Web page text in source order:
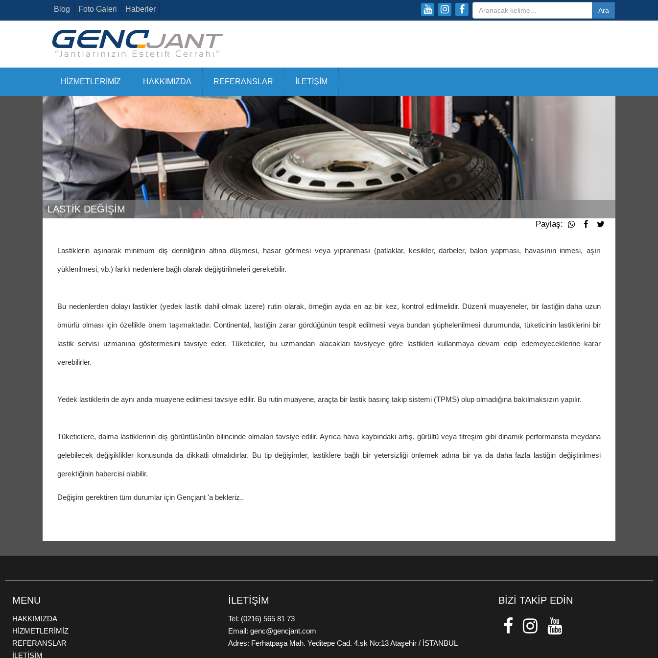
Blog Foto Galeri Haberler
HİZMETLERİMİZ HAKKIMIZDA REFERANSLAR İLETİŞİM
LASTİK DEĞİŞİM
Paylaş:
Lastiklerin aşınarak minimum diş derinliğinin altına düşmesi, hasar görmesi veya yıpranması (patlaklar, kesikler, darbeler, balon yapması, havasının inmesi, aşırı
yüklenilmesi, vb.) farklı nedenlere bağlı olarak değiştirilmeleri gerekebilir.
Bu nedenlerden dolayı lastikler (yedek lastik dahil olmak üzere) rutin olarak, örneğin ayda en az bir kez, kontrol edilmelidir. Düzenli muayeneler, bir lastiğin daha uzun
ömürlü olması için özellikle önem taşımaktadır. Continental, lastiğin zarar gördüğünün tespit edilmesi veya bundan şüphelenilmesi durumunda, tüketicinin lastiklerini bir
lastik servisi uzmanına göstermesini tavsiye eder. Tüketiciler, bu uzmandan alacakları tavsiyeye göre lastikleri kullanmaya devam edip edemeyeceklerine karar
verebilirler.
Yedek lastiklerin de aynı anda muayene edilmesi tavsiye edilir. Bu rutin muayene, araçta bir lastik basınç takip sistemi (TPMS) olup olmadığına bakılmaksızın yapılır.
Tüketicilere, daima lastiklerinin dış görüntüsünün bilincinde olmaları tavsiye edilir. Ayrıca hava kaybındaki artış, gürültü veya titreşim gibi dinamik performansta meydana
gelebilecek değişiklikler konusunda da dikkatli olmalıdırlar. Bu tip değişimler, lastiklere bağlı bir yetersizliği önlemek adına bir ya da daha fazla lastiğin değiştirilmesi
gerektiğinin habercisi olabilir.
Değişim gerektiren tüm durumlar için Gençjant 'a bekleriz..
MENU
HAKKIMIZDA
HİZMETLERİMİZ
REFERANSLAR
İLETİŞİM
İLETİŞİM
Tel: (0216) 565 81 73
Email: genc@gencjant.com
Adres: Ferhatpaşa Mah. Yeditepe Cad. 4.sk No:13 Ataşehir / İSTANBUL
BİZİ TAKİP EDİN